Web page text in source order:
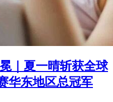
｜夏一晴斩获全球
华东地区总冠军